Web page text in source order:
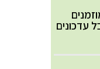
עדכונים